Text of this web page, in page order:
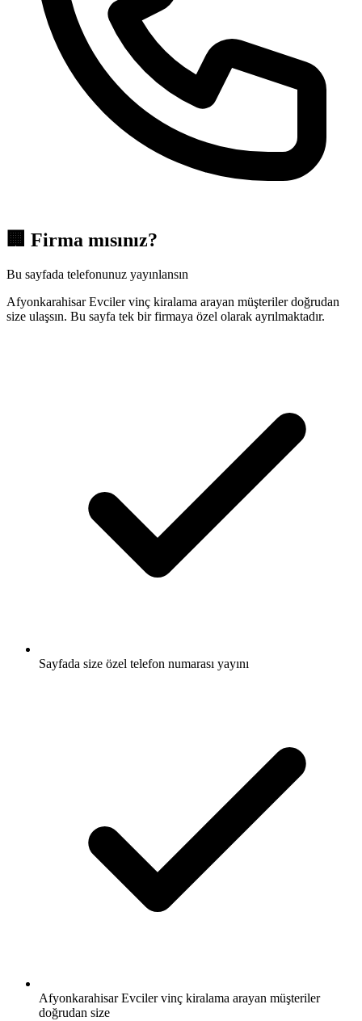
🏢 Firma mısınız?
Bu sayfada telefonunuz yayınlansın
Afyonkarahisar Evciler vinç kiralama arayan müşteriler doğrudan
size ulaşsın. Bu sayfa tek bir firmaya özel olarak ayrılmaktadır.
Sayfada size özel telefon numarası yayını
Afyonkarahisar Evciler vinç kiralama arayan müşteriler
doğrudan size